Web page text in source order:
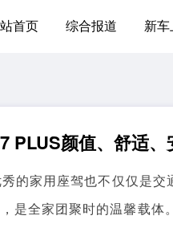
首页 综合报道 新车
PLUS颜值、舒适、
的家用座驾也不仅仅是
是全家团聚时的温馨载体